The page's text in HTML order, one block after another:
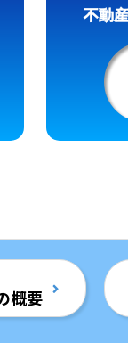
不動
概要